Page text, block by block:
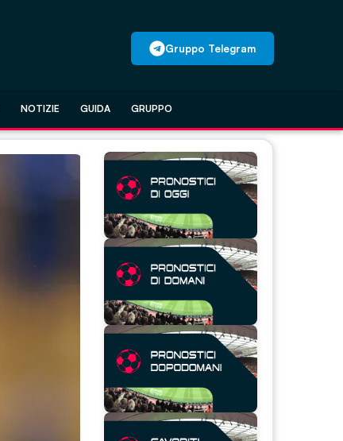
Gruppo Telegram
NOTIZIE GUIDA GRUPPO